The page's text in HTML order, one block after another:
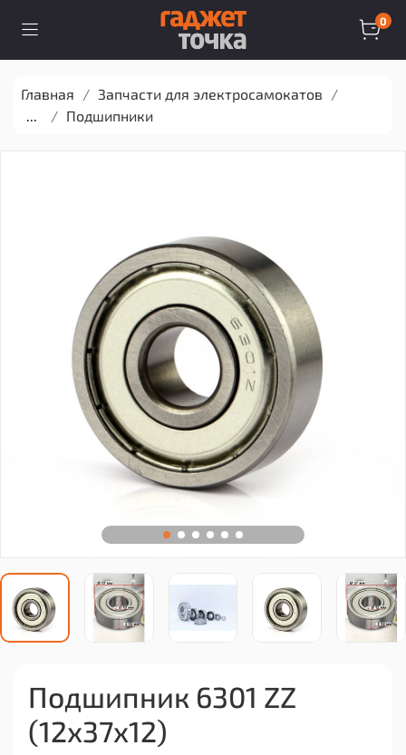
0
Главная
Запчасти для электросамокатов
...
Подшипники
Подшипник 6301 ZZ
(12x37x12)